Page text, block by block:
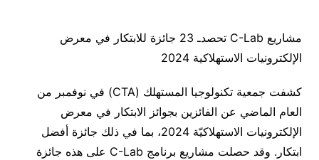
مشاريع C-Lab تحصدـ 23 جائزة للابتكار في معرض
الإلكترونيات الاستهلاكية 2024
كشفت جمعية تكنولوجيا المستهلك (CTA) في نوفمبر من
العام الماضي عن الفائزين بجوائز الابتكار في معرض
الإلكترونيات الاستهلاكيّة 2024، بما في ذلك جائزة أفضل
ابتكار. وقد حصلت مشاريع برنامج C-Lab على هذه جائزة